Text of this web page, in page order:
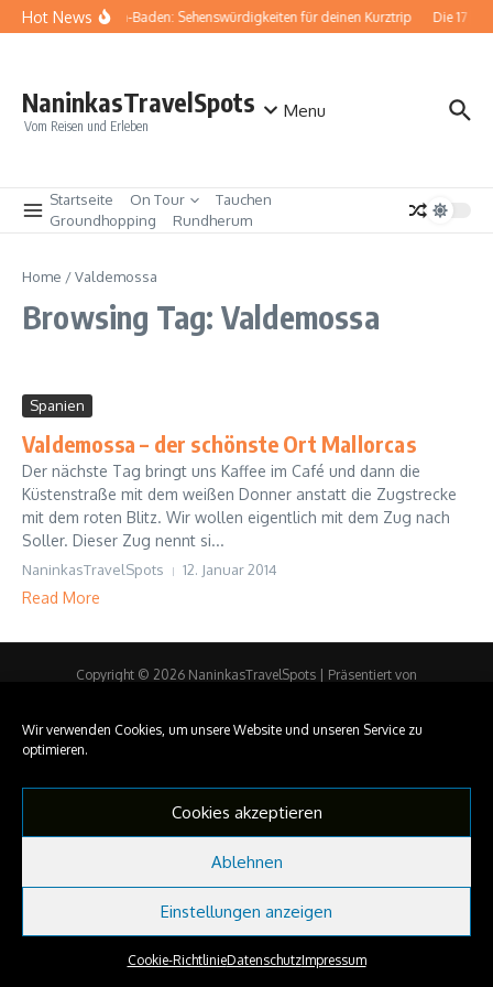
Wir verwenden Cookies, um unsere Website und unseren Service zu
optimieren.
Cookies akzeptieren
Ablehnen
Einstellungen anzeigen
Cookie-RichtlinieDatenschutzImpressum
Zum Inhalt springen
Hot NewsBaden-Baden: Sehenswürdigkeiten für deinen Kurztrip Die 17
NaninkasTravelSpots
Vom Reisen und Erleben
Menu
Startseite On Tour
Tauchen
Groundhopping
Rundherum
Home /Valdemossa
Browsing Tag: Valdemossa
Spanien
Valdemossa – der schönste Ort Mallorcas
Der nächste Tag bringt uns Kaffee im Café und dann die
Küstenstraße mit dem weißen Donner anstatt die Zugstrecke
mit dem roten Blitz. Wir wollen eigentlich mit dem Zug nach
Soller. Dieser Zug nennt si...
NaninkasTravelSpots 12. Januar 2014
Read More
Copyright © 2026 NaninkasTravelSpots | Präsentiert von